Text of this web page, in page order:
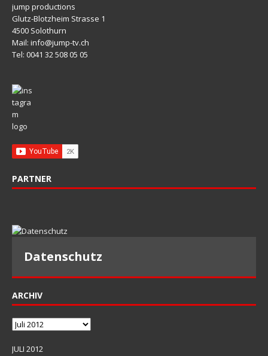
jump productions
Glutz-Blotzheim Strasse 1
4500 Solothurn
Mail: info@jump-tv.ch
Tel: 0041 32 508 05 05
PARTNER
Datenschutz
ARCHIV
Archiv
JULI 2012